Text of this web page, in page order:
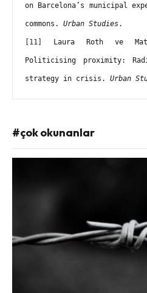
on Barcelona’s municipal
commons. Urban Studies.
[11] Laura Roth ve
Politicising proximity:
strategy in crisis. Urban
#çok okunanlar